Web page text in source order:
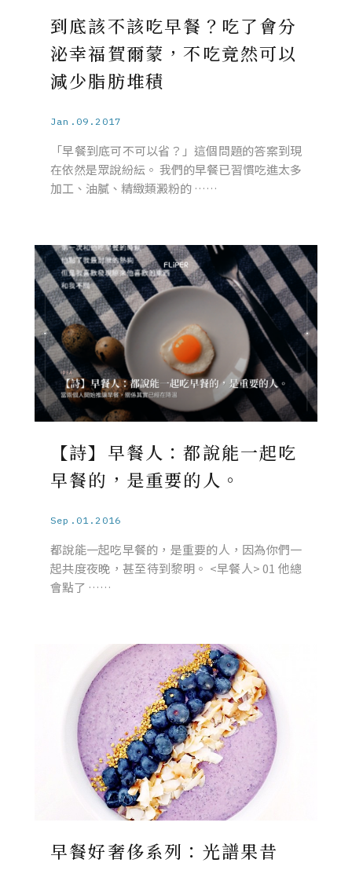
到底該不該吃早餐？吃了會分
泌幸福賀爾蒙，不吃竟然可以
減少脂肪堆積
Jan.09.2017
「早餐到底可不可以省？」這個問題的答案到現
在依然是眾說紛紜。 我們的早餐已習慣吃進太多
加工、油膩、精緻類澱粉的 ……
【詩】早餐人：都說能一起吃
早餐的，是重要的人。
Sep.01.2016
都說能一起吃早餐的，是重要的人，因為你們一
起共度夜晚，甚至待到黎明。 <早餐人> 01 他總
會點了 ……
早餐好奢侈系列：光譜果昔